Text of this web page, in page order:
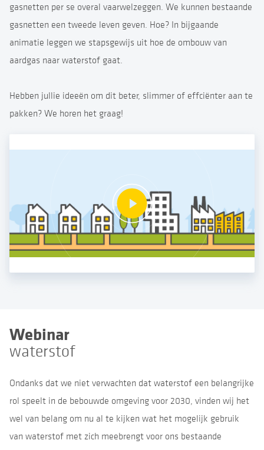
gasnetten per se overal vaarwelzeggen. We kunnen bestaande
gasnetten een tweede leven geven. Hoe? In bijgaande
animatie leggen we stapsgewijs uit hoe de ombouw van
aardgas naar waterstof gaat.
Hebben jullie ideeën om dit beter, slimmer of effciënter aan te
pakken? We horen het graag!
Webinar
waterstof
Ondanks dat we niet verwachten dat waterstof een belangrijke
rol speelt in de bebouwde omgeving voor 2030, vinden wij het
wel van belang om nu al te kijken wat het mogelijk gebruik
van waterstof met zich meebrengt voor ons bestaande